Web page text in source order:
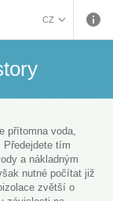
HRVATSKI (CROATIAN)
CZ
ΕΛΛΗΝΙΚΑ (GREEK)
MAGYAR (HUNGARIAN)
ITALIANO (ITALIAN)
KOSOVA (KOSOVO)
přítomna voda,
Předejdete tím
a nákladným
nutné počítat již
zvětší o